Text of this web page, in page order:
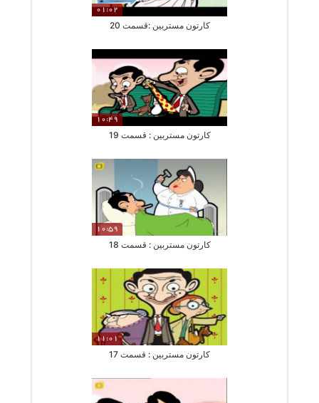
01:02
کارتون مستربین :قسمت 20
10:49
کارتون مستربین : قسمت 19
10:59
کارتون مستربین : قسمت 18
11:01
کارتون مستربین : قسمت 17